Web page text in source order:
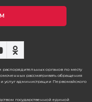
органов по месту
рассматривать обращения
и услуг администрации Первомайского
государственной единой